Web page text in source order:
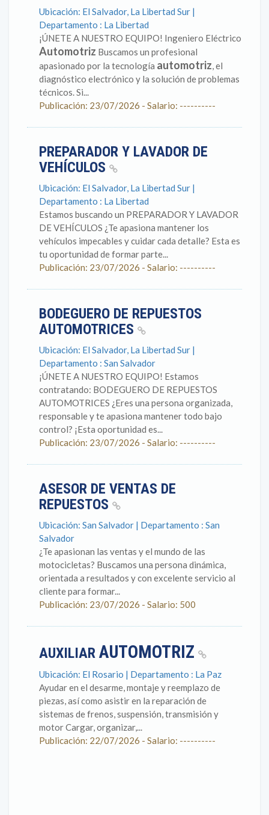
Ubicación: El Salvador, La Libertad Sur |
Departamento : La Libertad
¡ÚNETE A NUESTRO EQUIPO! Ingeniero Eléctrico
Automotriz Buscamos un profesional
apasionado por la tecnología automotriz, el
diagnóstico electrónico y la solución de problemas
técnicos. Si...
Publicación: 23/07/2026 - Salario: ----------
PREPARADOR Y LAVADOR DE
VEHÍCULOS
Ubicación: El Salvador, La Libertad Sur |
Departamento : La Libertad
Estamos buscando un PREPARADOR Y LAVADOR
DE VEHÍCULOS ¿Te apasiona mantener los
vehículos impecables y cuidar cada detalle? Esta es
tu oportunidad de formar parte...
Publicación: 23/07/2026 - Salario: ----------
BODEGUERO DE REPUESTOS
AUTOMOTRICES
Ubicación: El Salvador, La Libertad Sur |
Departamento : San Salvador
¡ÚNETE A NUESTRO EQUIPO! Estamos
contratando: BODEGUERO DE REPUESTOS
AUTOMOTRICES ¿Eres una persona organizada,
responsable y te apasiona mantener todo bajo
control? ¡Esta oportunidad es...
Publicación: 23/07/2026 - Salario: ----------
ASESOR DE VENTAS DE
REPUESTOS
Ubicación: San Salvador | Departamento : San
Salvador
¿Te apasionan las ventas y el mundo de las
motocicletas? Buscamos una persona dinámica,
orientada a resultados y con excelente servicio al
cliente para formar...
Publicación: 23/07/2026 - Salario: 500
AUXILIAR AUTOMOTRIZ
Ubicación: El Rosario | Departamento : La Paz
Ayudar en el desarme, montaje y reemplazo de
piezas, así como asistir en la reparación de
sistemas de frenos, suspensión, transmisión y
motor Cargar, organizar,...
Publicación: 22/07/2026 - Salario: ----------